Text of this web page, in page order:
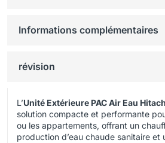
Informations complémentaires
révision
L’Unité Extérieure PAC Air Eau
solution compacte et performante
ou les appartements, offrant un
production d’eau chaude sanitaire et